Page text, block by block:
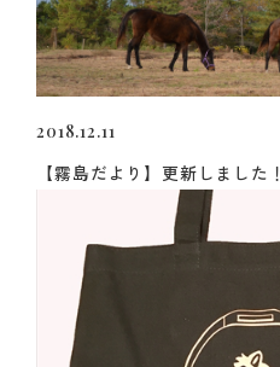
2018.12.11
【霧島だより】更新しました！